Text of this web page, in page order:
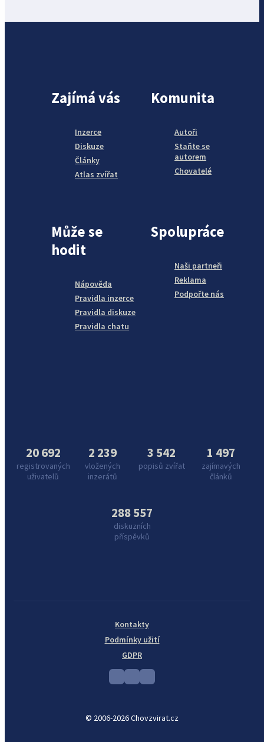
Zajímá vás
Inzerce
Diskuze
Články
Atlas zvířat
Komunita
Autoři
Staňte se
autorem
Chovatelé
Může se
hodit
Nápověda
Pravidla inzerce
Pravidla diskuze
Pravidla chatu
Spolupráce
Naši partneři
Reklama
Podpořte nás
20 692
registrovaných
uživatelů
2 239
vložených
inzerátů
3 542
popisů zvířat
1 497
zajímavých
článků
288 557
diskuzních
příspěvků
© 2006-2026 Chovzvirat.cz
Kontakty
Podmínky užití
GDPR